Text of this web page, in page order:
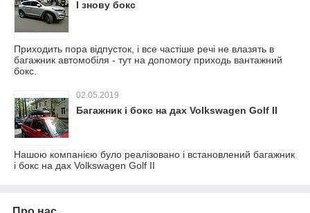
І знову бокс
Приходить пора відпусток, і все частіше речі не влазять в
багажник автомобіля - тут на допомогу приходь вантажний
бокс.
02.05.2019
Багажник і бокс на дах Volkswagen Golf II
Нашою компанією було реалізовано і встановлений багажник
і бокс на дах Volkswagen Golf II